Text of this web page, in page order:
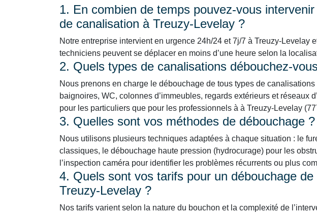
1. En combien de temps pouvez-vous
de canalisation à Treuzy-Levelay ?
Notre entreprise intervient en urgence 24h/24 et 7j/7 à Treuzy-Levelay
techniciens peuvent se déplacer en moins d’une heure selon la
2. Quels types de canalisations débouchez-
Nous prenons en charge le débouchage de tous types de
baignoires, WC, colonnes d’immeubles, regards extérieurs et réseaux
pour les particuliers que pour les professionnels à à Treuzy-Levelay
3. Quelles sont vos méthodes de débouchage ?
Nous utilisons plusieurs techniques adaptées à chaque situation : le
classiques, le débouchage haute pression (hydrocurage) pour les
l’inspection caméra pour identifier les problèmes récurrents ou plus
4. Quels sont vos tarifs pour un débouchage
Treuzy-Levelay ?
Nos tarifs varient selon la nature du bouchon et la complexité de